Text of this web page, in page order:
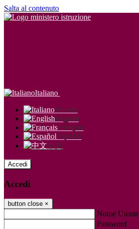
Salta al contenuto
Italiano
Italiano
English
Français
Español
中文
Accedi
Accedi
button close ×
Nome Utente
Password